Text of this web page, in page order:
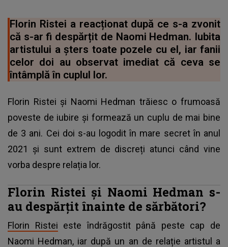
Florin Ristei a reacționat după ce s-a zvonit
că s-ar fi despărțit de Naomi Hedman. Iubita
artistului a șters toate pozele cu el, iar fanii
celor doi au observat imediat că ceva se
întâmplă în cuplul lor.
Florin Ristei și Naomi Hedman trăiesc o frumoasă
poveste de iubire și formează un cuplu de mai bine
de 3 ani. Cei doi s-au logodit în mare secret în anul
2021 și sunt extrem de discreți atunci când vine
vorba despre relația lor.
Florin Ristei și Naomi Hedman s-
au despărțit înainte de sărbători?
Florin Ristei este îndrăgostit până peste cap de
Naomi Hedman, iar după un an de relație artistul a